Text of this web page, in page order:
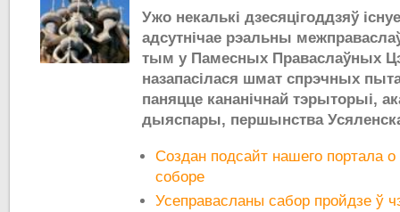
Ужо некалькі дзесяцігоддзяў
адсутнічае рэальны
тым у Памесных Праваслаўных
назапасілася шмат спрэчных
паняцце кананічнай тэрыторыі,
дыяспары, першынства
Создан подсайт нашего портала
соборе
Усеправасланы сабор пройдзе ў